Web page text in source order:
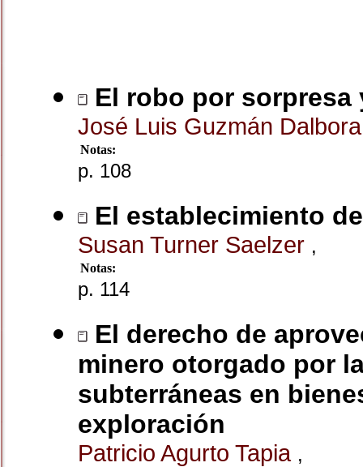
El robo por
José Luis Guzmán
Notas:
p. 108
El establecimiento
Susan Turner Saelzer ,
Notas:
p. 114
El derecho de
minero otorgado por
subterráneas en
exploración
Patricio Agurto Tapia ,